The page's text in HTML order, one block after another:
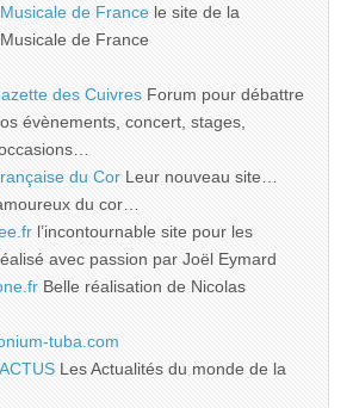
de France le site de la
de France
des Cuivres Forum pour débattre
évènements, concert, stages,
du Cor Leur nouveau site…
du cor…
l’incontournable site pour les
avec passion par Joël Eymard
Belle réalisation de Nicolas
tuba.com
Les Actualités du monde de la